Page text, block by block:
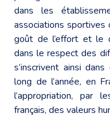
dans les
associations sportives
goût de l’effort et le
dans le respect des
s’inscrivent ainsi
long de l’année, en
l’appropriation, par
français, des valeurs